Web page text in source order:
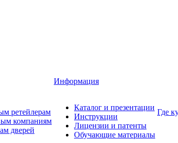
ретейлерам
компаниям
дверей
Информация
Каталог и презентации
Инструкции
Лицензии и патенты
Обучающие материалы
Где